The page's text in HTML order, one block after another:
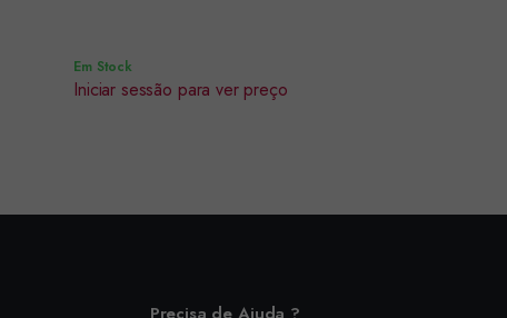
Em Stock
Iniciar sessão para ver preço